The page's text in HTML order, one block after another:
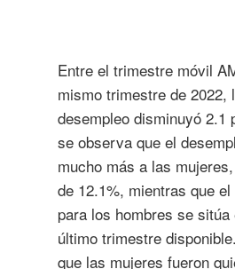
Entre el trimestre móvil
mismo trimestre de 2022,
desempleo disminuyó 2.1
se observa que el
mucho más a las
de 12.1%, mientras que
para los hombres se sitúa
último trimestre
que las mujeres fueron